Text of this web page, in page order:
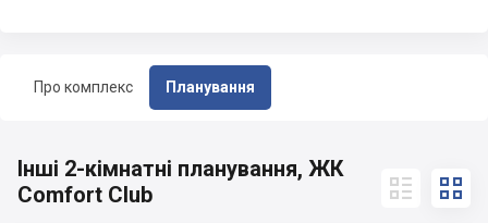
Про комплекс Планування
Інші 2-кімнатні планування, ЖК
Comfort Club
 